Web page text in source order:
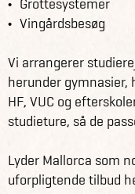
Vingårdsbesøg
Vi arrangerer
herunder gymnasier,
HF, VUC og
studieture, så de
Lyder Mallorca som
uforpligtende tilbud